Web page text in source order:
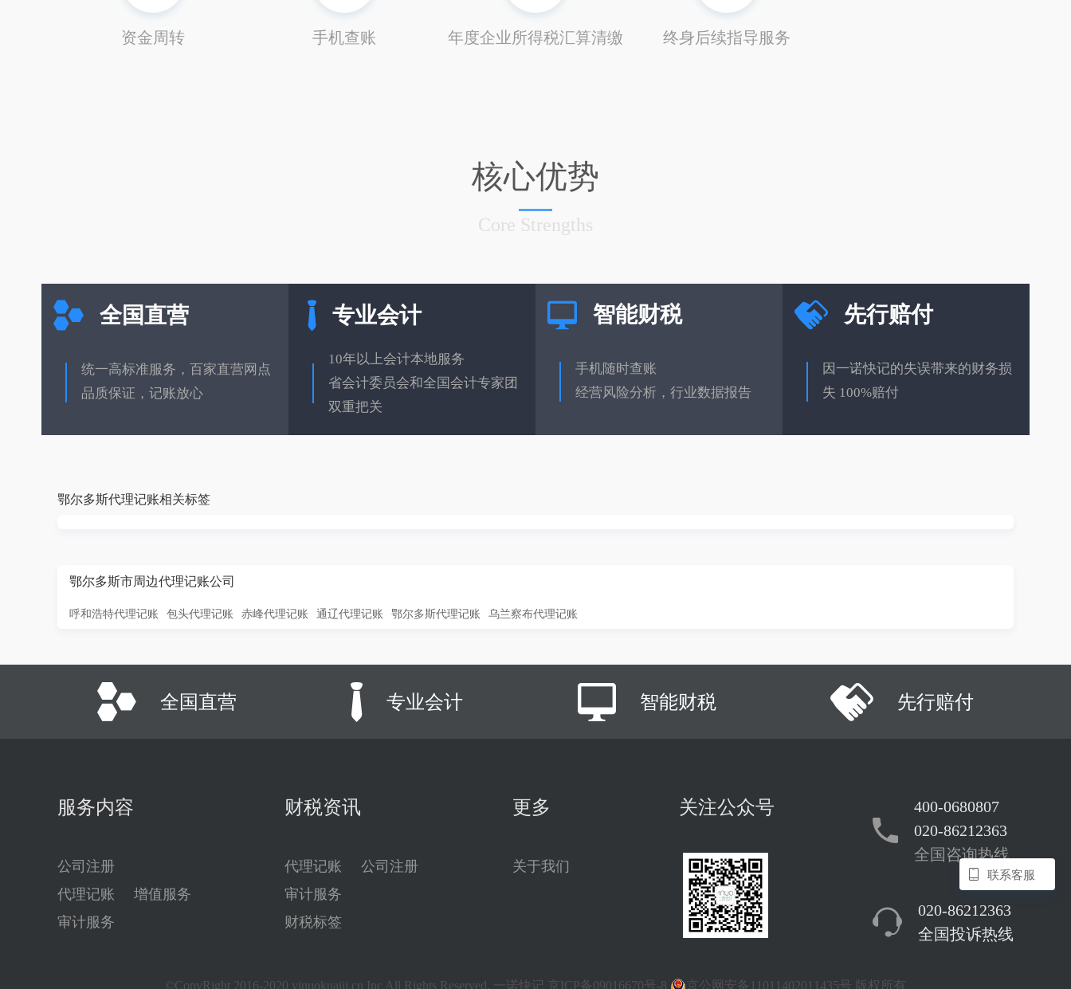
资金周转 手机查账 年度企业所得税汇算清缴 终身后续指导服务
核心优势
Core Strengths
全国直营
统一高标准服务，百家直营网点
品质保证，记账放心
专业会计
10年以上会计本地服务
省会计委员会和全国会计专家团
双重把关
智能财税
手机随时查账
经营风险分析，行业数据报告
先行赔付
因一诺快记的失误带来的财务损
失 100%赔付
鄂尔多斯代理记账相关标签
鄂尔多斯市周边代理记账公司
呼和浩特代理记账 包头代理记账 赤峰代理记账 通辽代理记账 鄂尔多斯代理记账 乌兰察布代理记账
全国直营 专业会计 智能财税 先行赔付
联系客服
服务内容
公司注册
代理记账
增值服务
审计服务
财税资讯
代理记账
公司注册
审计服务
财税标签
更多
关于我们
关注公众号
400-0680807
020-86212363
全国咨询热线
020-86212363
全国投诉热线
©CopyRight 2016-2020 yinuokuaiji.cn Inc All Rights Reserved. 一诺快记 京ICP备09016670号-8 京公网安备11011402011435号 版权所有